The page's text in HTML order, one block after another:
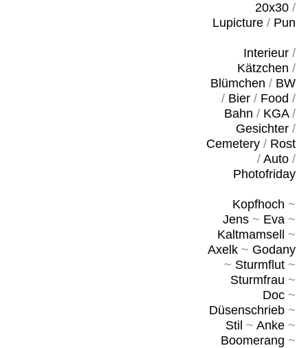
20x30/
Lupicture/ Pun
Interieur/
Kätzchen /
Blümchen / BW
/ Bier/ Food /
Bahn / KGA/
Gesichter/
Cemetery/ Rost
/ Auto/
Photofriday
Kopfhoch ~
Jens~ Eva~
Kaltmamsell
~
Axelk~ Godany
~ Sturmflut~
Sturmfrau ~
Doc~
Düsenschrieb~
Stil ~ Anke~
Boomerang ~